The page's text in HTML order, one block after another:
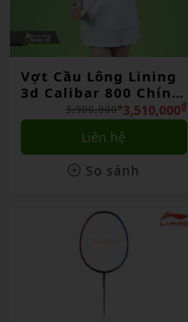
Vợt Cầu Lông Lining
3d Calibar 800 Chính
3,510,000₫
3,900,000₫
Liên hệ
So sánh